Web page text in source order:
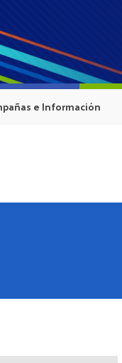
e Información